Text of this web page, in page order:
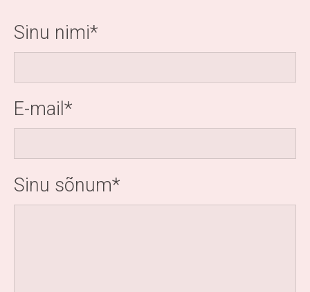
Sinu nimi
E-mail
Sinu sõnum